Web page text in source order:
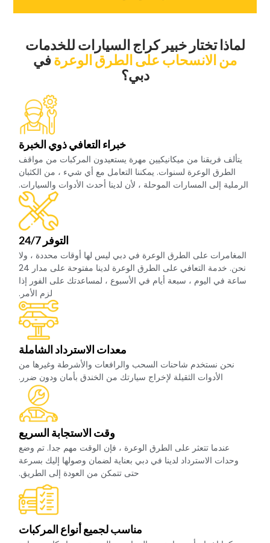
‏لماذا تختار خبير كراج السيارات للخدمات‏
‏من الانسحاب على الطرق الوعرة‏‏في
دبي؟‏
‏خبراء التعافي ذوي الخبرة‏
‏يتألف فريقنا من ميكانيكيين مهرة يستعيدون المركبات من مواقف
الطرق الوعرة لسنوات. يمكننا التعامل مع أي شيء ، من الكثبان
الرملية إلى المسارات الموحلة ، لأن لدينا أحدث الأدوات والسيارات.‏
‏التوفر 24/7‏
‏المغامرات على الطرق الوعرة في دبي ليس لها أوقات محددة ، ولا
نحن. خدمة التعافي على الطرق الوعرة لدينا مفتوحة على مدار 24
ساعة في اليوم ، سبعة أيام في الأسبوع ، لمساعدتك على الفور إذا
لزم الأمر.‏
‏معدات الاسترداد الشاملة‏
‏نحن نستخدم شاحنات السحب والرافعات والأشرطة وغيرها من
الأدوات الثقيلة لإخراج سيارتك من الخندق بأمان ودون ضرر.‏
‏وقت الاستجابة السريع‏
‏عندما تتعثر على الطرق الوعرة ، فإن الوقت مهم جدا. تم وضع
وحدات الاسترداد لدينا في دبي بعناية لضمان وصولها إليك بسرعة
حتى تتمكن من العودة إلى الطريق.‏
‏مناسب لجميع أنواع المركبات‏